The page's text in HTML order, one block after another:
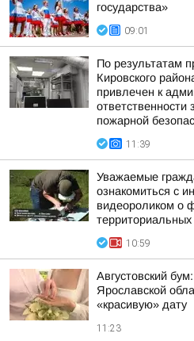
государства»
09:01
По результатам
Кировского
привлечен к
пожарной
11:39
Уважаемые
ознакомиться с
видеороликом о
10:59
Августовский
Ярославской
«красивую» дату
11:23